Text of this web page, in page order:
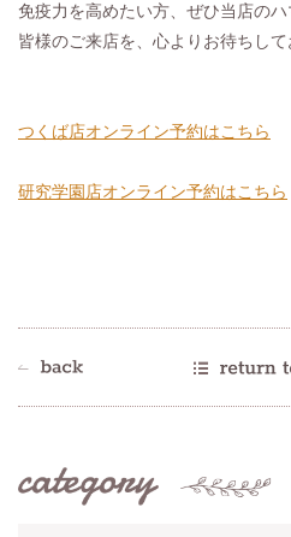
免疫力を高めたい方、ぜひ当店の
皆様のご来店を、心よりお待ちして
つくば店オンライン予約はこちら
研究学園店オンライン予約はこちら